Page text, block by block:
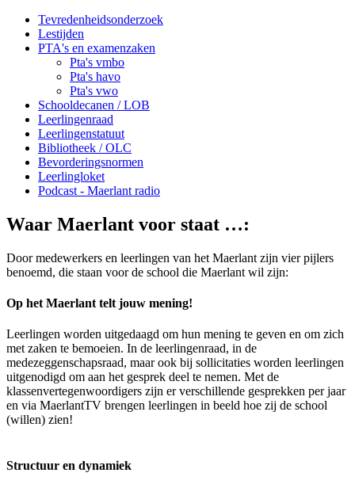
Tevredenheidsonderzoek
Lestijden
PTA's en examenzaken
Pta's vmbo
Pta's havo
Pta's vwo
Schooldecanen / LOB
Leerlingenraad
Leerlingenstatuut
Bibliotheek / OLC
Bevorderingsnormen
Leerlingloket
Podcast - Maerlant radio
Waar Maerlant voor staat …:
Door medewerkers en leerlingen van het Maerlant zijn vier pijlers
benoemd, die staan voor de school die Maerlant wil zijn:
Op het Maerlant telt jouw mening!
Leerlingen worden uitgedaagd om hun mening te geven en om zich
met zaken te bemoeien. In de leerlingenraad, in de
medezeggenschapsraad, maar ook bij sollicitaties worden leerlingen
uitgenodigd om aan het gesprek deel te nemen. Met de
klassenvertegenwoordigers zijn er verschillende gesprekken per jaar
en via MaerlantTV brengen leerlingen in beeld hoe zij de school
(willen) zien!
Structuur en dynamiek